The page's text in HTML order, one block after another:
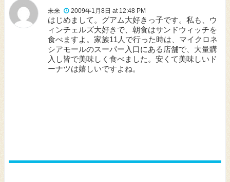
未来 2009年1月8日 at 12:48 PM
はじめまして。グアム大好きっ子です。私も、ウ
ィンチェルズ大好きで、朝食はサンドウィッチを
食べますよ。家族11人で行った時は、マイクロネ
シアモールのスーパー入口にある店舗で、大量購
入し皆で美味しく食べました。安くて美味しいド
ーナツは嬉しいですよね。